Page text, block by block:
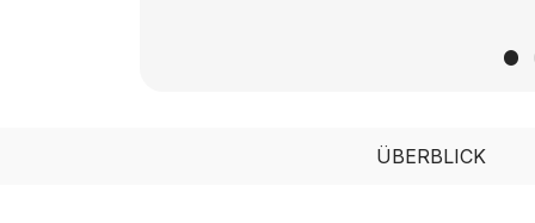
ÜBERBLICK